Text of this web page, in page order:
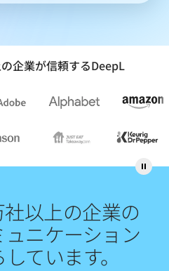
企業が信頼するDeepL
以上の企業の
ニケーション
ています。